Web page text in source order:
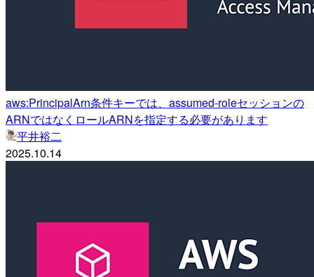
aws:PrincipalArn条件キーでは、assumed-roleセッションの
ARNではなくロールARNを指定する必要があります
平井裕二
2025.10.14